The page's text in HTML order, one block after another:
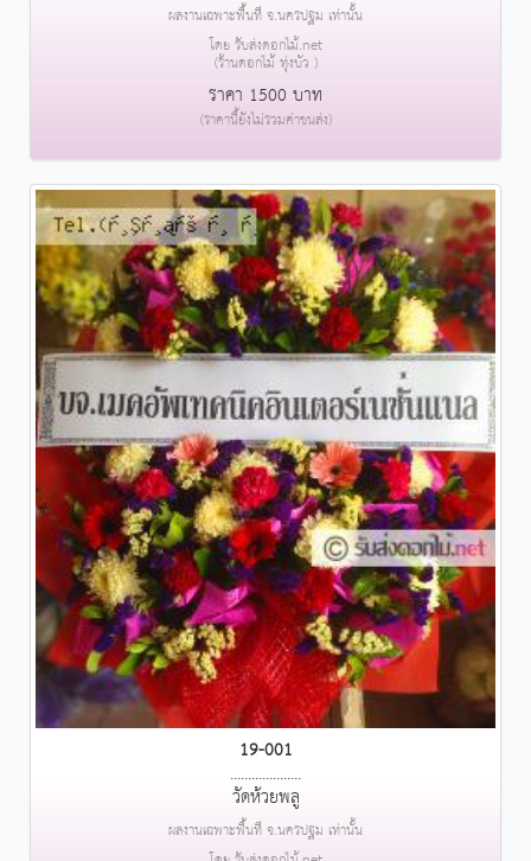
ผลงานเฉพาะพื้นที่ จ.นครปฐม เท่านั้น
โดย รับส่งดอกไม้.net
(ร้านดอกไม้ ทุ่งบัว )
ราคา 1500 บาท
(ราคานี้ยังไม่รวมค่าขนส่ง)
19-001
....................
วัดห้วยพลู
ผลงานเฉพาะพื้นที่ จ.นครปฐม เท่านั้น